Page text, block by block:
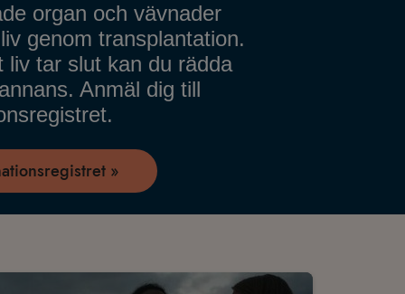
organ och vävnader
genom transplantation.
liv tar slut kan du rädda
Anmäl dig till
»